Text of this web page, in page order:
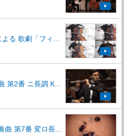
る 歌劇「フィ...
第2番 ニ長調 K...
曲 第7番 変ロ長...